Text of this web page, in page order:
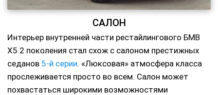
САЛОН
Интерьер внутренней части рестайлингового БМВ
Х5 2 поколения стал схож с салоном престижных
седанов 5-й серии. «Люксовая» атмосфера класса
прослеживается просто во всем. Салон может
похвастаться широкими возможностями